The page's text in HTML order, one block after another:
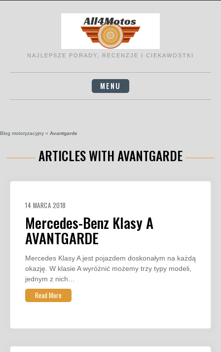
NAJLEPSZE PORADY, RECENZJE I CIEKAWOSTKI
MENU
Blog motoryzacyjny » Avantgarde
ARTICLES WITH AVANTGARDE
14 MARCA 2018
Mercedes-Benz Klasy A
AVANTGARDE
Mercedes Klasy A jest pojazdem doskonałym na każdą
okazję. W klasie A wyróżnić możemy trzy typy modeli,
jednym z nich…
Read More